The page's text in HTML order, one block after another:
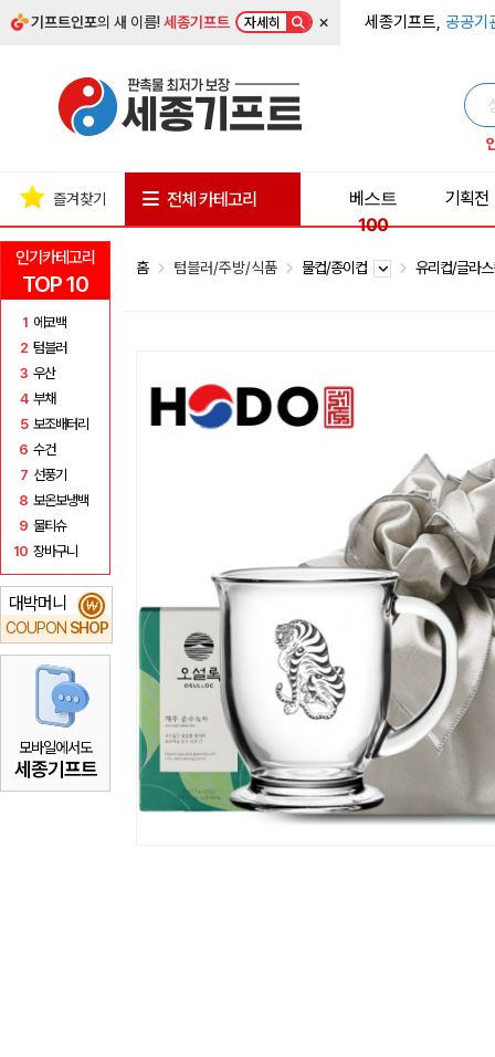
기프트인포의 새 이름!세종기프트 자세히 × 세종기프트, 공공기
인기카테고리
TOP 10
1 에코백
2 텀블러
3 우산
4 부채
5 보조배터리
6 수건
7 선풍기
8 보온보냉백
9 물티슈
10 장바구니
대박머니
COUPON SHOP
₩
모바일에서도
세종기프트
즐겨찾기 전체 카테고리
베스트
100
기획전
홈 텀블러/주방/식품 물컵/종이컵 유리컵/글라